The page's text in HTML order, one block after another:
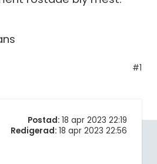
#1
Postad: 18 apr 2023 22:19
Redigerad: 18 apr 2023 22:56
Fler språk